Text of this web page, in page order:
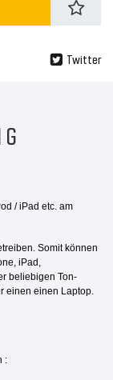
Twitter
/ iPad etc. am
Somit können
iPad,
beliebigen Ton-
einen einen Laptop.
: